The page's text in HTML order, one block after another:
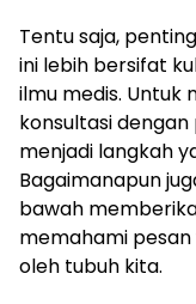
Tentu saja,
ini lebih bersifat
ilmu medis. Untuk
konsultasi
menjadi langkah
Bagaimanapun
bawah
memahami
oleh tubuh kita.